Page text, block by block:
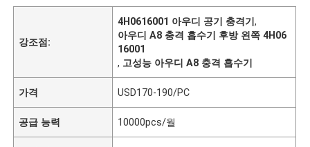
강조점:
4H0616001 아우디 공기 충격기,
아우디 A8 충격 흡수기 후방 왼쪽 4H06
16001
, 고성능 아우디 A8 충격 흡수기
가격 USD170-190/PC
공급 능력 10000pcs/월